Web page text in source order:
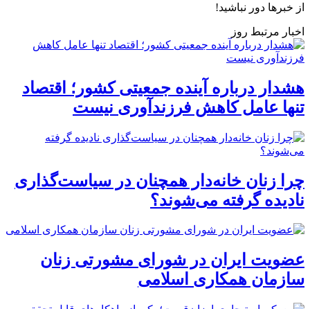
از خبرها دور نباشید!
اخبار مرتبط روز
هشدار درباره آینده جمعیتی کشور؛ اقتصاد
تنها عامل کاهش فرزندآوری نیست
چرا زنان خانه‌دار همچنان در سیاست‌گذاری
نادیده گرفته می‌شوند؟
عضویت ایران در شورای مشورتی زنان
سازمان همکاری اسلامی